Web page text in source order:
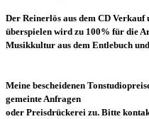
Der Reinerlös aus dem CD
überspielen wird zu 100% für die
Musikkultur aus dem Entlebuch
Meine bescheidenen
gemeinte Anfragen
oder Preisdrückerei zu. Bitte